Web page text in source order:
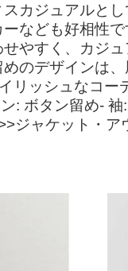
カジュアルと
なども好相性
やすく、カジ
のデザインは
リッシュなコ
: ボタン留め-
ジャケット・